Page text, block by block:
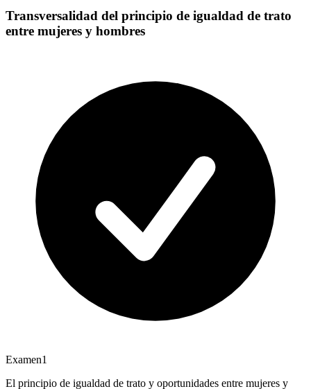
Transversalidad del principio de igualdad de trato
entre mujeres y hombres
Examen1
El principio de igualdad de trato y oportunidades entre mujeres y